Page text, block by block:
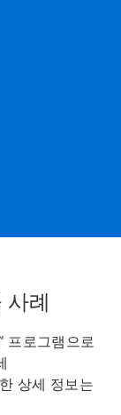
례
프로그램으로
상세 정보는